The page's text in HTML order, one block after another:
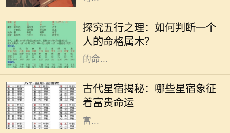
探究五行之理：如何判断一个
人的命格属木？
在中国传统文化中，五行学说是一个
非常重要的哲学体系。五行分别是
金、木、水、火、土，每一种元素都
与自然界的现象紧密相连，影响着人
的命...
古代星宿揭秘：哪些星宿象征
着富贵命运
在古代的天文学中，星宿被视为影响
人命运的重要因素。星宿不仅仅是天
上的星星，更是古人用来预测人生轨
迹和命运起伏的工具。尤其是那些与
富...
在中国传统文化中，生肖和命理学是